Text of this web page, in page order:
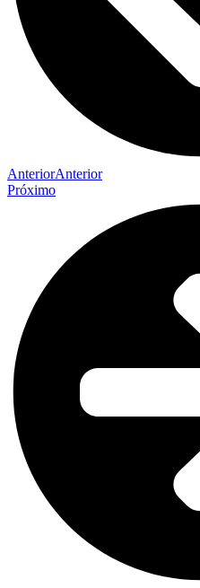
AnteriorAnterior
Próximo